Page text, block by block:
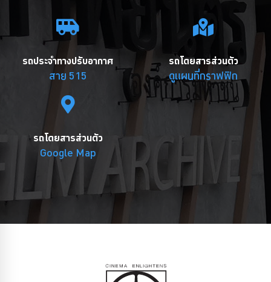
รถประจำทางปรับอากาศ
สาย 515
รถโดยสารส่วนตัว
ดูแผนที่กราฟฟิก
รถโดยสารส่วนตัว
Google Map